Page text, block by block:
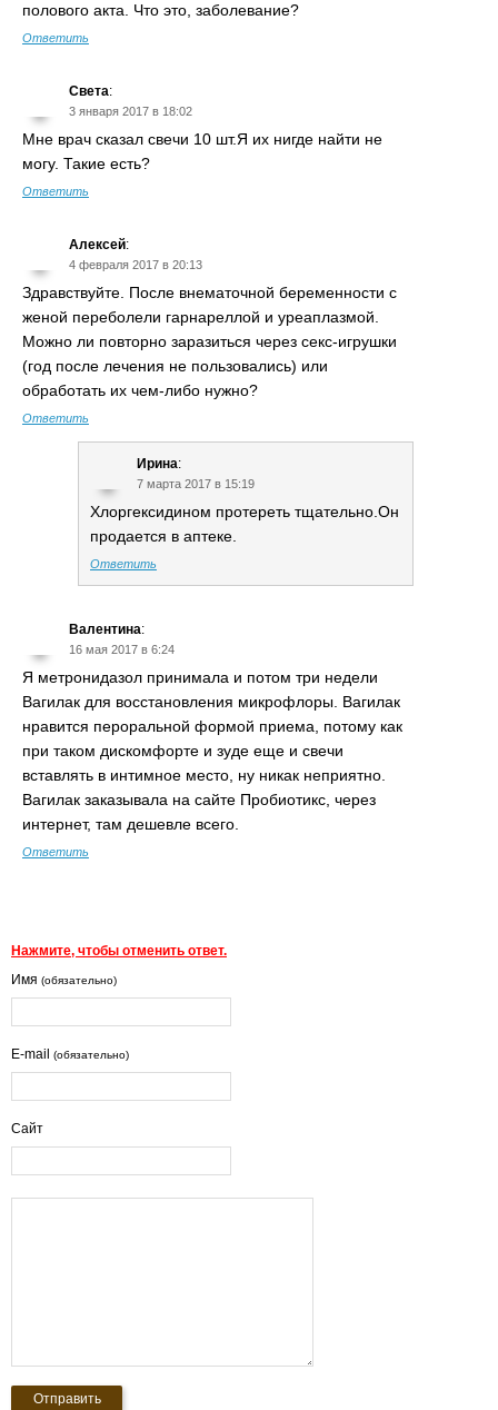
полового акта. Что это, заболевание?
Ответить
Света:
3 января 2017 в 18:02
Мне врач сказал свечи 10 шт.Я их нигде найти не
могу. Такие есть?
Ответить
Алексей:
4 февраля 2017 в 20:13
Здравствуйте. После внематочной беременности с
женой переболели гарнареллой и уреаплазмой.
Можно ли повторно заразиться через секс-игрушки
(год после лечения не пользовались) или
обработать их чем-либо нужно?
Ответить
Ирина:
7 марта 2017 в 15:19
Хлоргексидином протереть тщательно.Он
продается в аптеке.
Ответить
Валентина:
16 мая 2017 в 6:24
Я метронидазол принимала и потом три недели
Вагилак для восстановления микрофлоры. Вагилак
нравится пероральной формой приема, потому как
при таком дискомфорте и зуде еще и свечи
вставлять в интимное место, ну никак неприятно.
Вагилак заказывала на сайте Пробиотикс, через
интернет, там дешевле всего.
Ответить
Нажмите, чтобы отменить ответ.
Имя (обязательно)
E-mail (обязательно)
Сайт